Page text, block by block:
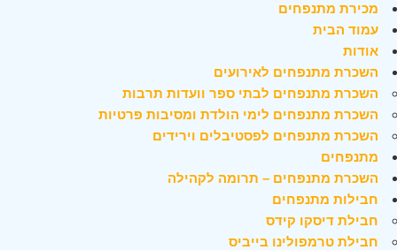
מכירת מתנפחים
עמוד הבית
אודות
השכרת מתנפחים לאירועים
השכרת מתנפחים לבתי ספר וועדות תרבות
השכרת מתנפחים לימי הולדת ומסיבות פרטיות
השכרת מתנפחים לפסטיבלים וירידים
מתנפחים
השכרת מתנפחים – תרומה לקהילה
חבילות מתנפחים
חבילת דיסקו קידס
חבילת טרמפולינו בייביס